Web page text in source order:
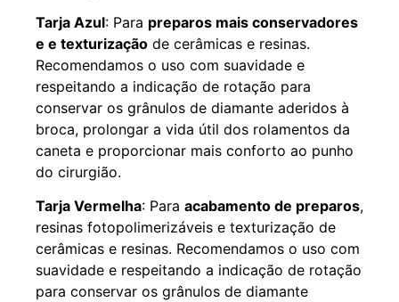
Tarja Azul: Para preparos mais conservadores
e e texturização de cerâmicas e resinas.
Recomendamos o uso com suavidade e
respeitando a indicação de rotação para
conservar os grânulos de diamante aderidos à
broca, prolongar a vida útil dos rolamentos da
caneta e proporcionar mais conforto ao punho
do cirurgião.
Tarja Vermelha: Para acabamento de preparos,
resinas fotopolimerizáveis e texturização de
cerâmicas e resinas. Recomendamos o uso com
suavidade e respeitando a indicação de rotação
para conservar os grânulos de diamante